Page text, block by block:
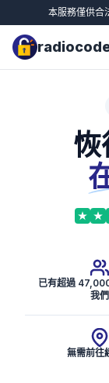
本服務僅供合
恢
已有超過
我們
無需前往